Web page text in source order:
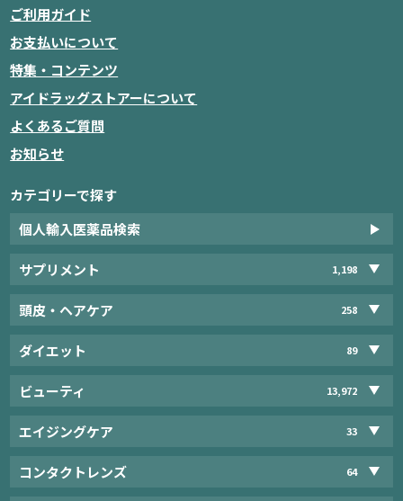
ご利用ガイド
お支払いについて
特集・コンテンツ
アイドラッグストアーについて
よくあるご質問
お知らせ
カテゴリーで探す
個人輸入医薬品検索
サプリメント 1,198
頭皮・ヘアケア 258
ダイエット 89
ビューティ 13,972
エイジングケア 33
コンタクトレンズ 64